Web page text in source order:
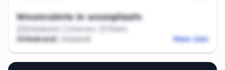
Woonruimte in woonplaats
Onbekend Kamers
Plaats
Onbekend
/maand Meer zien